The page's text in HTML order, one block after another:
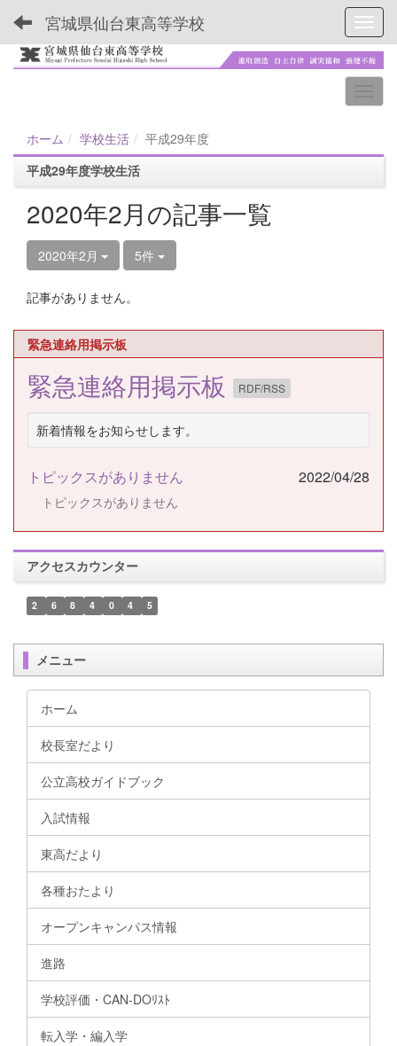
宮城県仙台東高等学校
ホーム 学校生活
平成29年度
平成29年度学校生活
2020年2月の記事一覧
2020年2月 5件
記事がありません。
緊急連絡用掲示板
緊急連絡用掲示板 RDF/RSS
新着情報をお知らせします。
トピックスがありません 2022/04/28
トピックスがありません
アクセスカウンター
2 6 8 4 0 4 5
メニュー
ホーム
校長室だより
公立高校ガイドブック
入試情報
東高だより
各種おたより
オープンキャンパス情報
進路
学校評価・CAN-DOﾘｽﾄ
転入学・編入学